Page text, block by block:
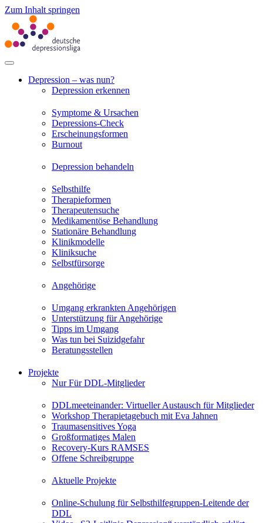
Zum Inhalt springen
Depression – was nun?
Depression erkennen
Symptome & Ursachen
Depressions-Check
Erscheinungsformen
Burnout
Depression behandeln
Selbsthilfe
Therapieformen
Therapeutensuche
Medikamentöse Behandlung
Stationäre Behandlung
Klinikmodelle
Kliniksuche
Selbstfürsorge
Angehörige
Umgang erkrankten Angehörigen
Unterstützung für Angehörige
Tipps im Umgang
Was tun bei Suizidgefahr
Beratungsstellen
Projekte
Nur Für DDL-Mitglieder
DDLmeeteinander: Virtueller Austausch für Mitglieder
Workshop Therapietagebuch mit Eva Jahnen
Traumasensitives Yoga
Großformatiges Malen
Recovery-Kurs RAMSES
Offene Schreibgruppe
Aktuelle Projekte
Online-Schulung für Selbsthilfegruppen-Leitende der
DDL